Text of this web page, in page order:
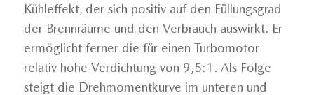
Kühleffekt, der sich positiv auf den Füllungsgrad
der Brennräume und den Verbrauch auswirkt. Er
ermöglicht ferner die für einen Turbomotor
relativ hohe Verdichtung von 9,5:1. Als Folge
steigt die Drehmomentkurve im unteren und